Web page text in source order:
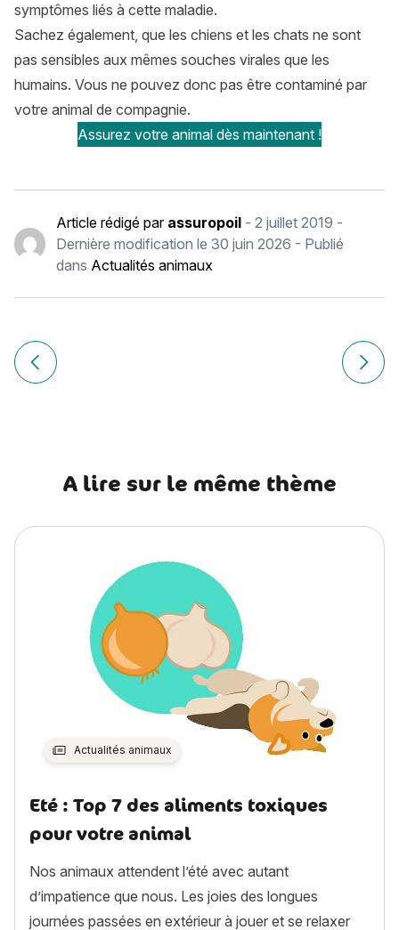
symptômes liés à cette maladie.
Sachez également, que les chiens et les chats ne sont
pas sensibles aux mêmes souches virales que les
humains. Vous ne pouvez donc pas être contaminé par
votre animal de compagnie.
Assurez votre animal dès maintenant !
Article rédigé par assuropoil -2 juillet 2019 -
Dernière modification le30 juin 2026 - Publié
dans Actualités animaux
Navigation
de
Article précédent Clonage chien : faire cloner son chien,
Article
A lire sur le même thème
Actualités animaux
Eté : Top 7 des aliments toxiques
pour votre animal
Nos animaux attendent l’été avec autant
d’impatience que nous. Les joies des longues
journées passées en extérieur à jouer et se relaxer